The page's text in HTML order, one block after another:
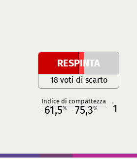
RESPINTA
18 voti di scarto
Indice di compattezza
61,5% 75,3% 1